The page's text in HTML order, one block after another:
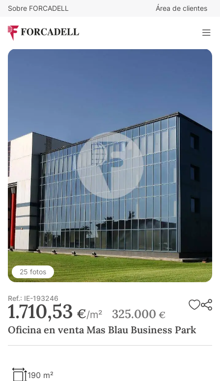
Sobre FORCADELL Área de clientes
Oficina en venta Mas Blau Business Park
190 m²
25 fotos
Ref.: IE-193246
1.710,53 €/m² 325.000 €
Oficina en venta Mas Blau Business Park
190 m²